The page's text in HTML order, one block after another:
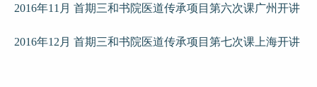
2016年11月 首期三和书院医道传承项目第六次课广州开讲
2016年12月 首期三和书院医道传承项目第七次课上海开讲